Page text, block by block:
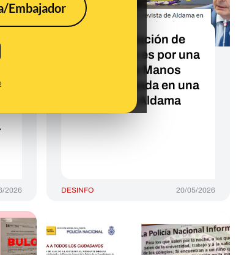
Embajador
2026
No, la imputación de
Zapatero no es por una
denuncia de Manos
Limpias basada en una
entrevista a Aldama
DESINFO 20/05/2026